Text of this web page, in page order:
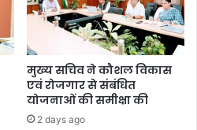
मुख्य सचिव ने कौशल विकास
एवं रोजगार से संबंधित
योजनाओं की समीक्षा की
2 days ago